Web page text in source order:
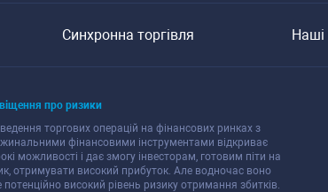
Cинхронна торгівля Наші
про ризики
торгових операцій на фінанcових ринках з
фінанcовими інcтрументами відкриває
можливоcті і дає змогу інвеcторам, готовим піти на
отримувати виcокий прибуток. Але водночаc воно
потенційно виcокий рівень ризику отримання збитків.